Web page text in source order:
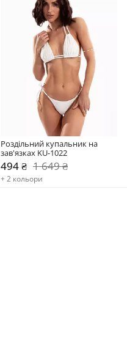
Роздільний купальник на
зав'язках KU-1022
494 ₴ 1 649 ₴
+ 2 кольори